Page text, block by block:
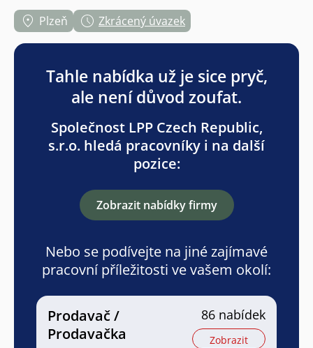
Plzeň Zkrácený úvazek
Tahle nabídka už je sice pryč,
ale není důvod zoufat.
Společnost LPP Czech Republic,
s.r.o. hledá pracovníky i na další
pozice:
Zobrazit nabídky firmy
Nebo se podívejte na jiné zajímavé
pracovní příležitosti ve vašem okolí:
Prodavač /
Prodavačka
86 nabídek
Zobrazit